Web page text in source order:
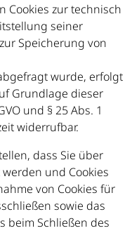
Cookies zur technisch
seiner
Speicherung von
wurde, erfolgt
Grundlage dieser
und § 25 Abs. 1
widerrufbar.
dass Sie über
und Cookies
von Cookies für
sowie das
beim Schließen des